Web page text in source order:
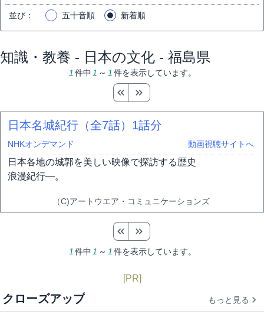
並び ： 五十音順 新着順
知識・教養 - 日本の文化 - 福島県
1 件中 1 ～ 1 件を表示しています。
日本名城紀行（全7話） 1話分
NHKオンデマンド 動画視聴サイトへ
日本各地の城郭を美しい映像で探訪する歴史
浪漫紀行―。
（C)アートウエア・コミュニケーションズ
1 件中 1 ～ 1 件を表示しています。
[PR]
クローズアップ もっと見る